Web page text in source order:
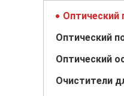
Очистители